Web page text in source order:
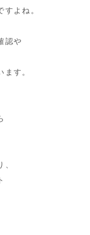
よね。
認や
す。